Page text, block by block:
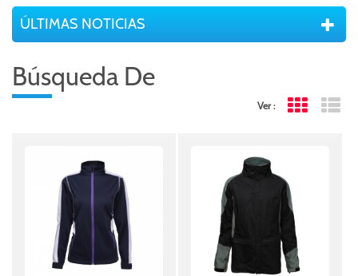
ÚLTIMAS NOTICIAS
Búsqueda De
Ver : Grid View